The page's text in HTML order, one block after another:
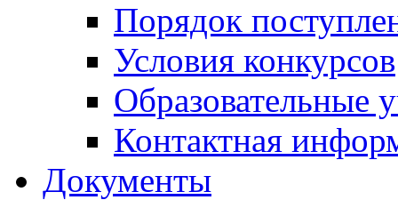
Порядок
Условия конкурсов
Образовательные
Контактная
Документы